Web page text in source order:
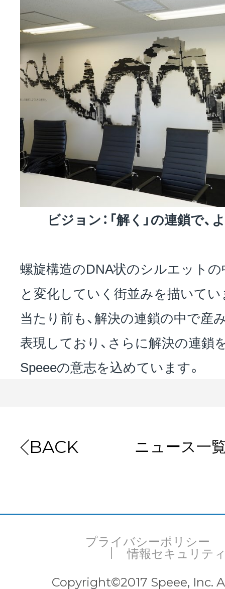
ビジョン：「解く」の連鎖で
螺旋構造のDNA状のシルエットの
と変化していく街並みを描いて
当たり前も、解決の連鎖の中で産
表現しており、さらに解決の連鎖
Speeeの意志を込めています。
BACK ニュース一
プライバシーポリシー
情報セキュリテ
Copyright©2017 Speee, Inc.